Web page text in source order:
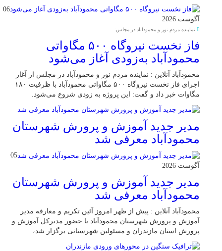
06
آگوست 2026
نماینده مردم نور و محمودآباد در مجلس:
فاز نخست نیروگاه ۵۰۰ مگاواتی
محمودآباد به‌زودی آغاز می‌شود
محمودآباد آنلاین : نماینده مردم نور و محمودآباد در مجلس از آغاز
اجرای فاز نخست نیروگاه ۵۰۰ مگاواتی محمودآباد با ظرفیت ۱۸۰
مگاوات خبر داد و گفت: این پروژه به زودی شروع می‌شود.
مدیر جدید آموزش و پرورش شهرستان
محمودآباد معرفی شد
05
آگوست 2026
مدیر جدید آموزش و پرورش شهرستان
محمودآباد معرفی شد
محمودآباد آنلاین : پیش از ظهر امروز آئین تکریم و معارفه مدیر
آموزش و پرورش شهرستان محمودآباد با حضور مدیرکل آموزش و
پرورش استان مازندران و مسئولین شهرستانی برگزار شد،